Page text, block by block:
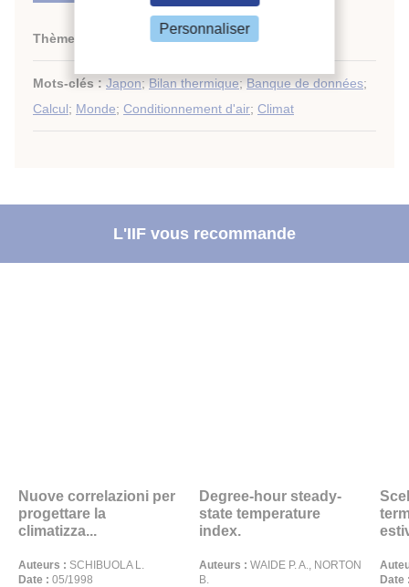
Thèmes : Conditionnement d'air : généralités
Mots-clés : Japon; Bilan thermique; Banque de données;
Calcul; Monde; Conditionnement d'air; Climat
L'IIF vous recommande
Nuove correlazioni per
progettare la
climatizza...
Auteurs : SCHIBUOLA L.
Date : 05/1998
Degree-hour steady-
state temperature
index.
Auteurs : WAIDE P. A., NORTON
B.
Date
Personnaliser